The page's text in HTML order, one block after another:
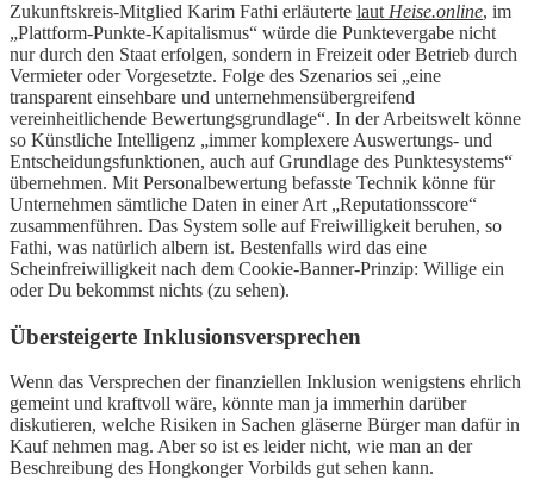
Zukunftskreis-Mitglied Karim Fathi erläuterte laut Heise.online, im
„Plattform-Punkte-Kapitalismus“ würde die Punktevergabe nicht
nur durch den Staat erfolgen, sondern in Freizeit oder Betrieb durch
Vermieter oder Vorgesetzte. Folge des Szenarios sei „eine
transparent einsehbare und unternehmensübergreifend
vereinheitlichende Bewertungsgrundlage“. In der Arbeitswelt könne
so Künstliche Intelligenz „immer komplexere Auswertungs- und
Entscheidungsfunktionen, auch auf Grundlage des Punktesystems“
übernehmen. Mit Personalbewertung befasste Technik könne für
Unternehmen sämtliche Daten in einer Art „Reputationsscore“
zusammenführen. Das System solle auf Freiwilligkeit beruhen, so
Fathi, was natürlich albern ist. Bestenfalls wird das eine
Scheinfreiwilligkeit nach dem Cookie-Banner-Prinzip: Willige ein
oder Du bekommst nichts (zu sehen).
Übersteigerte Inklusionsversprechen
Wenn das Versprechen der finanziellen Inklusion wenigstens ehrlich
gemeint und kraftvoll wäre, könnte man ja immerhin darüber
diskutieren, welche Risiken in Sachen gläserne Bürger man dafür in
Kauf nehmen mag. Aber so ist es leider nicht, wie man an der
Beschreibung des Hongkonger Vorbilds gut sehen kann.